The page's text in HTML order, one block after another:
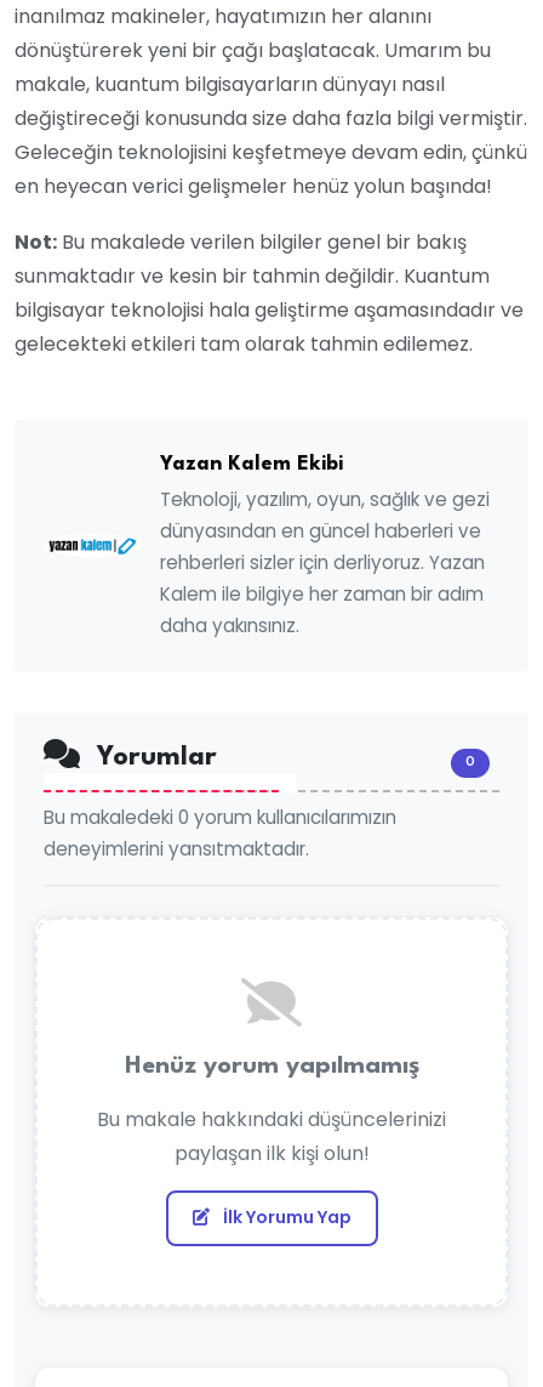
inanılmaz makineler, hayatımızın her alanını
dönüştürerek yeni bir çağı başlatacak. Umarım bu
makale, kuantum bilgisayarların dünyayı nasıl
değiştireceği konusunda size daha fazla bilgi vermiştir.
Geleceğin teknolojisini keşfetmeye devam edin, çünkü
en heyecan verici gelişmeler henüz yolun başında!
Not: Bu makalede verilen bilgiler genel bir bakış
sunmaktadır ve kesin bir tahmin değildir. Kuantum
bilgisayar teknolojisi hala geliştirme aşamasındadır ve
gelecekteki etkileri tam olarak tahmin edilemez.
Yazan Kalem Ekibi
Teknoloji, yazılım, oyun, sağlık ve gezi
dünyasından en güncel haberleri ve
rehberleri sizler için derliyoruz. Yazan
Kalem ile bilgiye her zaman bir adım
daha yakınsınız.
Yorumlar 0
Bu makaledeki 0 yorum kullanıcılarımızın
deneyimlerini yansıtmaktadır.
Henüz yorum yapılmamış
Bu makale hakkındaki düşüncelerinizi
paylaşan ilk kişi olun!
İlk Yorumu Yap